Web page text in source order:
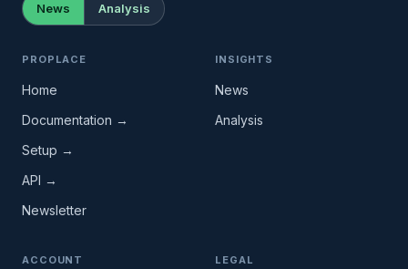
News Analysis
PROPLACE
Home
Documentation →
Setup →
API →
Newsletter
INSIGHTS
News
Analysis
ACCOUNT LEGAL